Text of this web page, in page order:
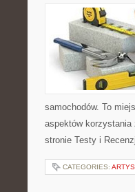
samochodów. To
aspektów korzystania
stronie Testy i
CATEGORIES: